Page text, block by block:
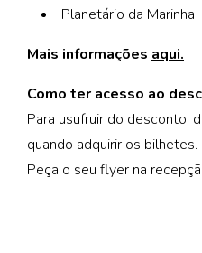
Planetário da Marinha
Mais informações aqui.
Como ter acesso ao
Para usufruir do desconto,
quando adquirir os bilhetes.
Peça o seu flyer na